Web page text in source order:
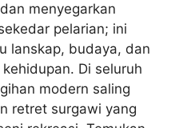
menyegarkan
pelarian; ini
lanskap, budaya, dan
Di seluruh
modern saling
retret surgawi yang